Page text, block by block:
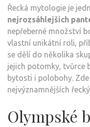
Řecká mytologie je
nejrozsáhlejších
nepřeberné množství
vlastní unikátní roli,
se dělí do několika
jejich potomky, tvůrce
bytosti i polobohy.
nejvýznamnějších
Olympské